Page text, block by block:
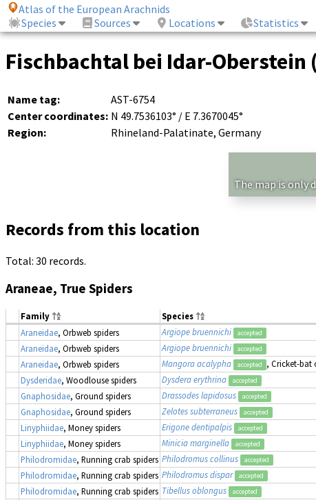
Atlas of the European Arachnids
Species
Sources Locations Statistics
Fischbachtal bei Idar-Oberstein
Name tag:
AST-6754
Center coordinates: N 49.7536103° / E 7.3670045°
Region:
Rhineland-Palatinate, Germany
The map is only
Records from this location
Total: 30 records.
Araneae, True Spiders
Family Species
Araneidae, Orbweb spiders Argiope bruennichi accepted
Araneidae, Orbweb spiders Argiope bruennichi accepted
Araneidae, Orbweb spiders Mangora acalypha accepted , Cricket-bat
Dysderidae, Woodlouse spiders Dysdera erythrina accepted
Gnaphosidae, Ground spiders Drassodes lapidosus accepted
Gnaphosidae, Ground spiders Zelotes subterraneus accepted
Linyphiidae, Money spiders Erigone dentipalpis accepted
Linyphiidae, Money spiders Minicia marginella accepted
Philodromidae, Running crab spiders Philodromus collinus accepted
Philodromidae, Running crab spiders Philodromus dispar accepted
Philodromidae, Running crab spiders Tibellus oblongus accepted